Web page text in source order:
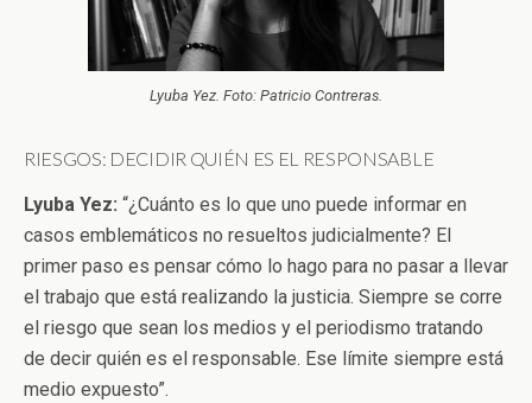
Lyuba Yez. Foto: Patricio Contreras.
RIESGOS: DECIDIR QUIÉN ES EL RESPONSABLE
Lyuba Yez: “¿Cuánto es lo que uno puede informar en
casos emblemáticos no resueltos judicialmente? El
primer paso es pensar cómo lo hago para no pasar a llevar
el trabajo que está realizando la justicia. Siempre se corre
el riesgo que sean los medios y el periodismo tratando
de decir quién es el responsable. Ese límite siempre está
medio expuesto”.